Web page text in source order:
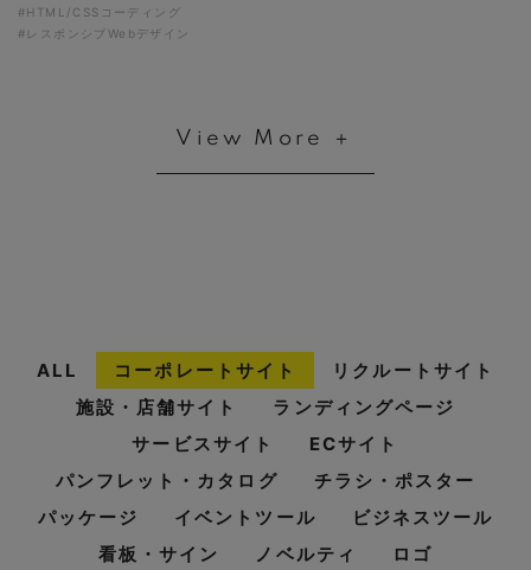
#HTML/CSSコーディング
#レスポンシブWebデザイン
View More ＋
ALL コーポレートサイト
リクルートサイト
施設・店舗サイト
ランディングページ
サービスサイト
ECサイト
パンフレット・カタログ
チラシ・ポスター
パッケージ
イベントツール
ビジネスツール
看板・サイン
ノベルティ
ロゴ